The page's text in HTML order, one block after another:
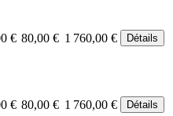
€ 80,00 € 1 760,00 € Détails
€ 80,00 € 1 760,00 € Détails